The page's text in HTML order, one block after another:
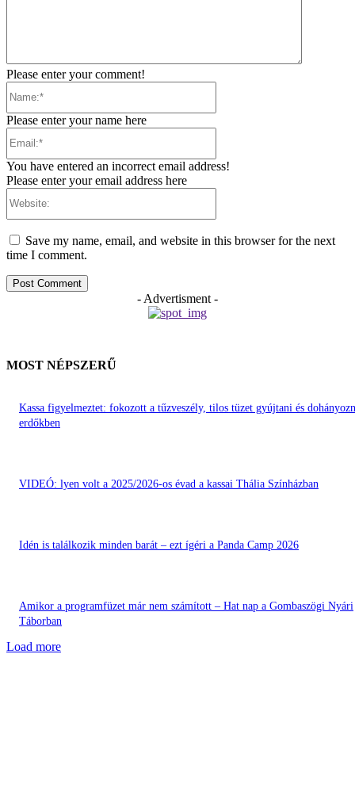
Please enter your comment!
Please enter your name here
You have entered an incorrect email address!
Please enter your email address here
Save my name, email, and website in this browser for the next
time I comment.
- Advertisment -
MOST NÉPSZERŰ
Kassa figyelmeztet: fokozott a tűzveszély, tilos tüzet gyújtani és
erdőkben
VIDEÓ: lyen volt a 2025/2026-os évad a kassai Thália Színházban
Idén is találkozik minden barát – ezt ígéri a Panda Camp 2026
Amikor a programfüzet már nem számított – Hat nap a Gombaszögi Nyári
Táborban
Load more